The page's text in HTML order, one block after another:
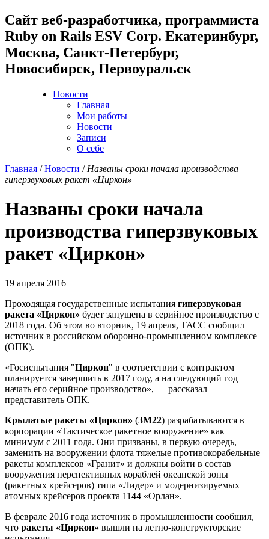
Cайт веб-разработчика, программиста
Ruby on Rails ESV Corp. Екатеринбург,
Москва, Санкт-Петербург,
Новосибирск, Первоуральск
Новости
Главная
Мои работы
Новости
Записи
О себе
Главная /Новости / Названы сроки начала производства
гиперзвуковых ракет «Циркон»
Названы сроки начала
производства гиперзвуковых
ракет «Циркон»
19 апреля 2016
Проходящая государственные испытания гиперзвуковая
ракета «Циркон» будет запущена в серийное производство с
2018 года. Об этом во вторник, 19 апреля, ТАСС сообщил
источник в российском оборонно-промышленном комплексе
(ОПК).
«Госиспытания "Циркон" в соответствии с контрактом
планируется завершить в 2017 году, а на следующий год
начать его серийное производство», — рассказал
представитель ОПК.
Крылатые ракеты «Циркон» (3М22) разрабатываются в
корпорации «Тактическое ракетное вооружение» как
минимум с 2011 года. Они призваны, в первую очередь,
заменить на вооружении флота тяжелые противокорабельные
ракеты комплексов «Гранит» и должны войти в состав
вооружения перспективных кораблей океанской зоны
(ракетных крейсеров) типа «Лидер» и модернизируемых
атомных крейсеров проекта 1144 «Орлан».
В феврале 2016 года источник в промышленности сообщил,
что ракеты «Циркон» вышли на летно-конструкторские